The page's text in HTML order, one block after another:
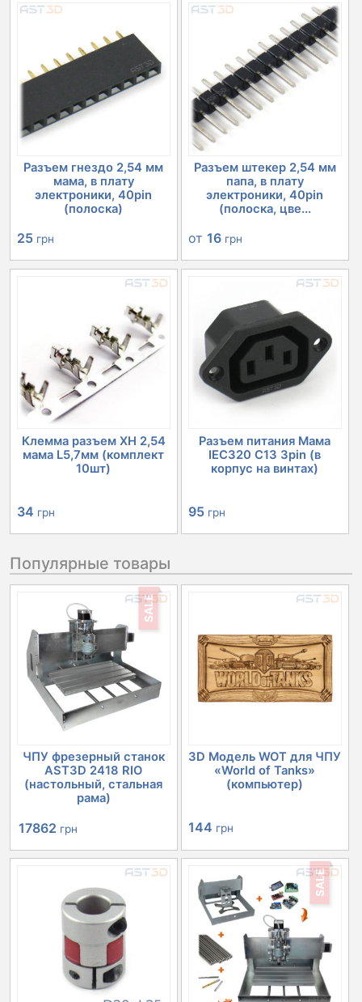
Разъем гнездо 2,54 мм
мама, в плату
электроники, 40pin
(полоска)
25 грн
Разъем штекер 2,54 мм
папа, в плату
электроники, 40pin
(полоска, цве...
от 16 грн
Клемма разъем XH 2,54
мама L5,7мм (комплект
10шт)
34 грн
Разъем питания Мама
IEC320 C13 3pin (в
корпус на винтах)
95 грн
Популярные товары
SALE
ЧПУ фрезерный станок
AST3D 2418 RIO
(настольный, стальная
рама)
Первоначальная
цена
20152 грн.
17862 грн
цена:
17862 грн.
3D Модель WOT для ЧПУ
«World of Tanks»
(компьютер)
144 грн
SALE